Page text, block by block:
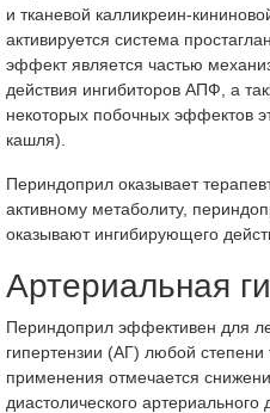
и тканевой калликреин-
активируется система
эффект является частью
действия ингибиторов АПФ, а
некоторых побочных эффектов
кашля).
Периндоприл оказывает
активному метаболиту,
оказывают ингибирующего
Артериальная
Периндоприл эффективен для
гипертензии (АГ) любой
применения отмечается
диастолического